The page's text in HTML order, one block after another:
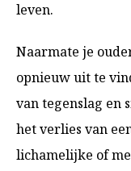
leven.
Naarmate je
opnieuw uit te
van tegenslag en
het verlies van
lichamelijke of